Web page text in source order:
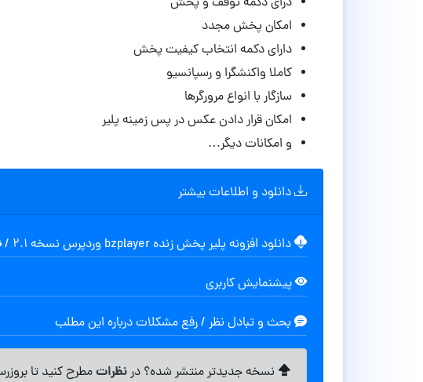
امکان پخش مجدد
دارای دکمه انتخاب کیفیت پخش
کاملا واکنشگرا و رسپانسیو
سازگار با انواع مرورگرها
امکان قرار دادن عکس در پس زمینه پلیر
و امکانات دیگر…
دانلود و اطلاعات بیشتر
دانلود افزونه پلیر پخش زنده bzplayer وردپرس نسخه 2.1 /
پیشنمایش کاربری
بحث و تبادل نظر / رفع مشکلات درباره این مطلب
نسخه جدیدتر منتشر شده؟ درنظراتمطرح کنید تا